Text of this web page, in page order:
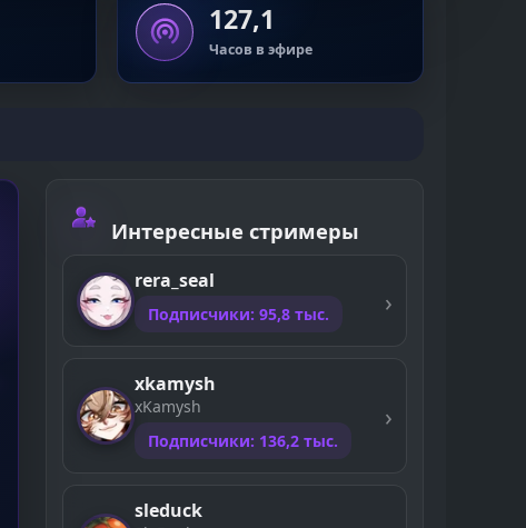
127,1
Часов в эфире
Интересные стримеры
rera_seal
Подписчики: 95,8 тыс.
xkamysh
xKamysh
Подписчики: 136,2 тыс.
sleduck